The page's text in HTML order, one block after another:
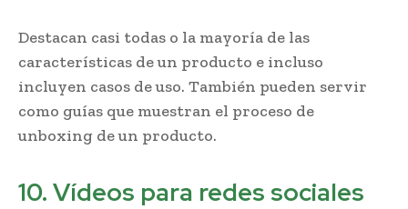
Destacan casi todas o la mayoría de las
características de un producto e incluso
incluyen casos de uso. También pueden servir
como guías que muestran el proceso de
unboxing de un producto.
10. Vídeos para redes sociales